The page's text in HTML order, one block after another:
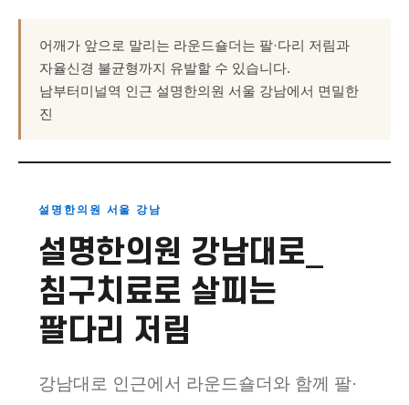
어깨가 앞으로 말리는 라운드숄더는 팔·다리 저림과
자율신경 불균형까지 유발할 수 있습니다.
남부터미널역 인근 설명한의원 서울 강남에서 면밀한
진
설명한의원 서울 강남
설명한의원 강남대로_
침구치료로 살피는
팔다리 저림
강남대로 인근에서 라운드숄더와 함께 팔·